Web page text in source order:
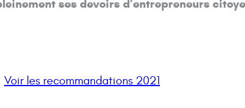
ses devoirs d’entrepreneurs
Voir les recommandations 2021